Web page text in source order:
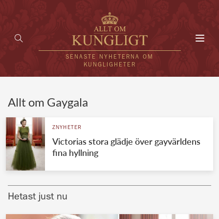
SENASTE NYHETERNA OM
KUNGLIGHETER
UTLÄNDSKT
VÄRLDENS KUNGAHUS
Brittiska kungahuset
Allt om Gaygala
ZNYHETER
Victorias stora glädje över gayvärldens
fina hyllning
Hetast just nu